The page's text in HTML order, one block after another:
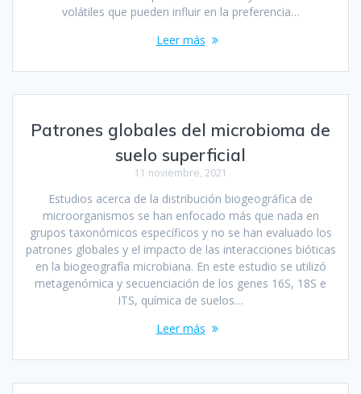
volátiles que pueden influir en la preferencia…
Leer más
Patrones globales del microbioma de
suelo superficial
11 noviembre, 2021
Estudios acerca de la distribución biogeográfica de
microorganismos se han enfocado más que nada en
grupos taxonómicos específicos y no se han evaluado los
patrones globales y el impacto de las interacciones bióticas
en la biogeografía microbiana. En este estudio se utilizó
metagenómica y secuenciación de los genes 16S, 18S e
ITS, química de suelos…
Leer más